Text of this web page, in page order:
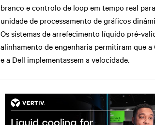
branco e controlo de loop em tempo real
unidade de processamento de gráficos
Os sistemas de arrefecimento líquido pré-
alinhamento de engenharia permitiram que a
e a Dell implementassem a velocidade.